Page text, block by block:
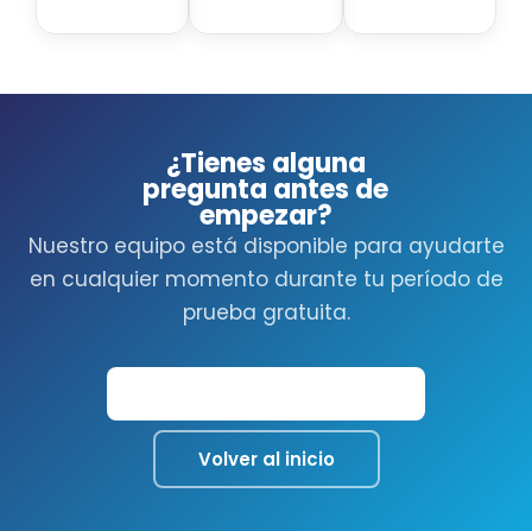
¿Tienes alguna
pregunta antes de
empezar?
Nuestro equipo está disponible para ayudarte
en cualquier momento durante tu período de
prueba gratuita.
Volver al inicio